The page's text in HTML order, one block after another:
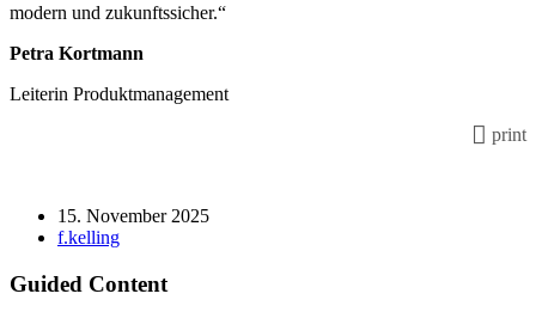
modern und zukunftssicher.“
Petra Kortmann
Leiterin Produktmanagement
print
15. November 2025
f.kelling
Guided Content